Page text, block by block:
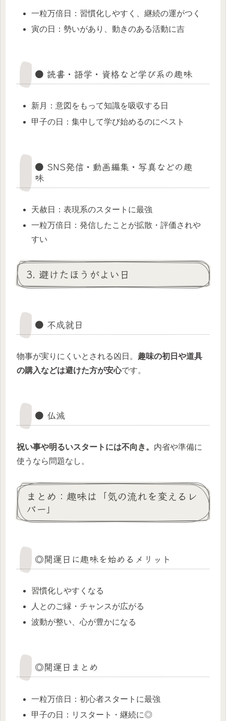
一粒万倍日：習慣化しやすく、継続の運がつく
寅の日：勢いがあり、動きのある活動に吉
● 読書・語学・資格など学び系の趣味
新月：意図をもって知識を吸収する日
甲子の日：集中して学び始めるのにベスト
● SNS発信・動画編集・写真などの趣
味
天赦日：表現系のスタートに最強
一粒万倍日：発信したことが拡散・評価されや
すい
3. 避けたほうがよい日
● 不成就日
物事が実りにくいとされる凶日。 趣味の初日や道具
の購入などは避けた方が安心です。
● 仏滅
祝い事や明るいスタートには不向き。 内省や準備に
使うなら問題なし。
まとめ：趣味は「気の流れを変えるレ
バー」
◎開運日に趣味を始めるメリット
習慣化しやすくなる
人とのご縁・チャンスが広がる
波動が整い、心が豊かになる
◎開運日まとめ
一粒万倍日：初心者スタートに最強
甲子の日：リスタート・継続に◎